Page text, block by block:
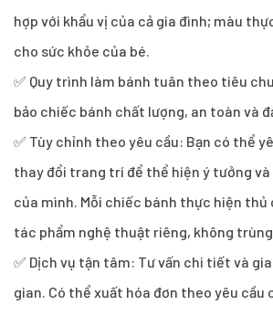
hợp với khẩu vị của cả gia đình; màu
cho sức khỏe của bé.
✅ Quy trình làm bánh tuân theo tiêu
bảo chiếc bánh chất lượng, an toàn và
✅ Tùy chỉnh theo yêu cầu: Bạn có thể
thay đổi trang trí để thể hiện ý tưởng và
của mình. Mỗi chiếc bánh thực hiện thủ
tác phẩm nghệ thuật riêng, không trùng
✅ Dịch vụ tận tâm: Tư vấn chi tiết và
gian. Có thể xuất hóa đơn theo yêu cầu